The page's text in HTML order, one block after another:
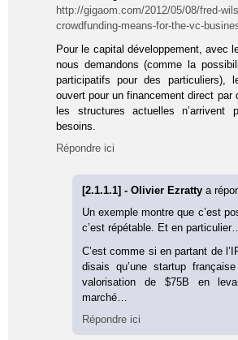
http://gigaom.com/2012/05/08/fred-
crowdfunding-means-for-the-vc-
Pour le capital développement, avec
nous demandons (comme la
participatifs pour des particuliers),
ouvert pour un financement direct par
les structures actuelles n’arrivent
besoins.
Répondre ici
[2.1.1.1] - Olivier Ezrattya
Un exemple montre que c’est
c’est répétable. Et en
C’est comme si en partant de
disais qu’une startup
valorisation de $75B en
marché…
Répondre ici